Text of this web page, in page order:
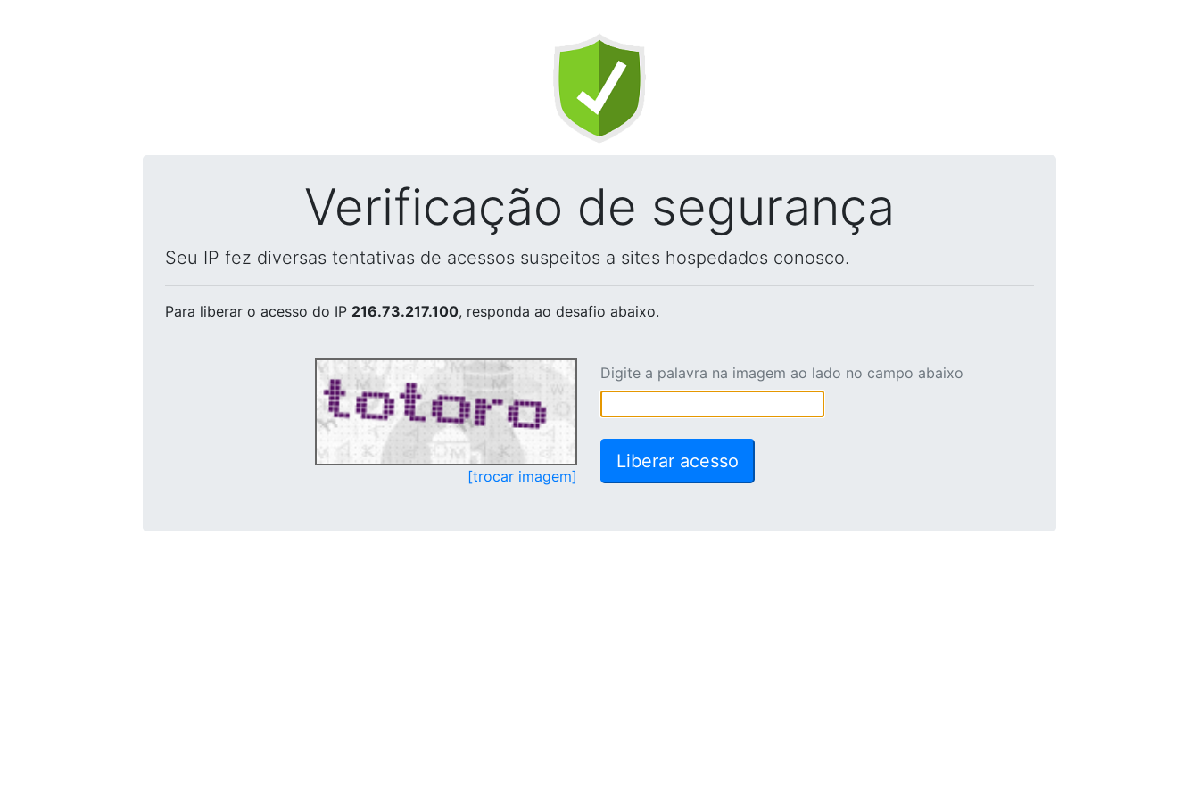
Verificação de segurança
Seu IP fez diversas tentativas de acessos suspeitos a sites hospedados conosco.
Para liberar o acesso do IP 216.73.217.100, responda ao desafio abaixo.
[trocar imagem]
Digite a palavra na imagem ao lado no campo abaixo